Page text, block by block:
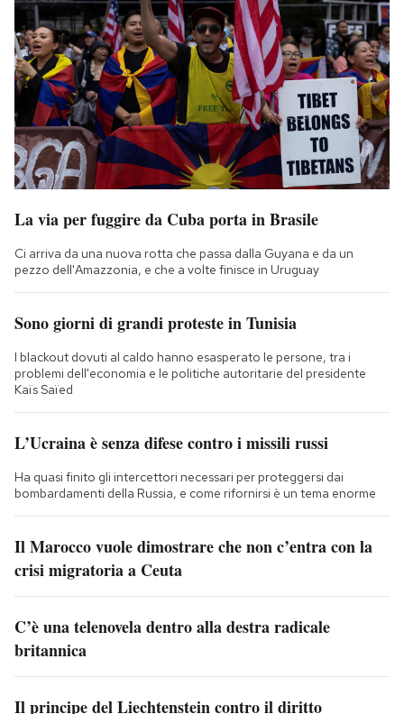
La via per fuggire da Cuba porta in Brasile
Ci arriva da una nuova rotta che passa dalla Guyana e da un
pezzo dell'Amazzonia, e che a volte finisce in Uruguay
Sono giorni di grandi proteste in Tunisia
I blackout dovuti al caldo hanno esasperato le persone, tra i
problemi dell'economia e le politiche autoritarie del presidente
Kaïs Saïed
L’Ucraina è senza difese contro i missili russi
Ha quasi finito gli intercettori necessari per proteggersi dai
bombardamenti della Russia, e come rifornirsi è un tema enorme
Il Marocco vuole dimostrare che non c’entra con la
crisi migratoria a Ceuta
C’è una telenovela dentro alla destra radicale
britannica
Il principe del Liechtenstein contro il diritto